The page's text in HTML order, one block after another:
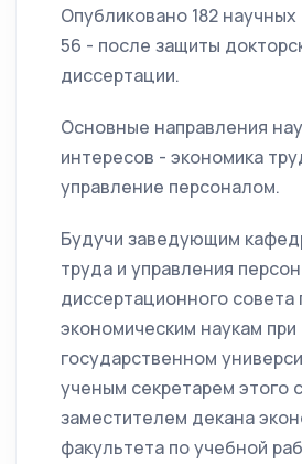
Опубликовано 182 научных
56 - после защиты
диссертации.
Основные направления
интересов - экономика
управление персоналом.
Будучи заведующим
труда и управления
диссертационного совета
экономическим наукам
государственном
ученым секретарем этого
заместителем декана
факультета по учебной